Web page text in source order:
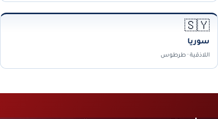
🇸🇾
سوريا
اللاذقية · طرطوس